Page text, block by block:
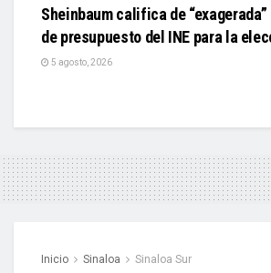
Sheinbaum califica de
de presupuesto del INE para la
5 agosto, 2026
Inicio Sinaloa Sinaloa Sur